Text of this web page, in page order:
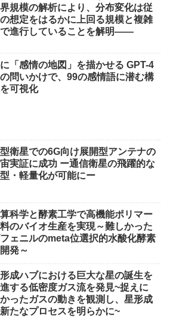
規模の解析により、分布変化は従
想定をはるかに上回る規模と複雑
で進行していることを解明――
「感情の地図」を描かせる GPT-4
問いかけで、99の感情語に潜む構
可視化
衛星での6G向け展開型アンテナの
実証に成功 ー通信衛星の飛躍的な
・軽量化が可能にー
科学と酵素工学で高機能ポリマー
のバイオ生産を実現～難しかった
フェニルのmeta位選択的水酸化酵素
発～
成ハブにおける巨大な星の誕生を
する低密度ガス流を発見~捉えに
かったガスの動きを観測し、星形成
たなプロセスを明らかに~